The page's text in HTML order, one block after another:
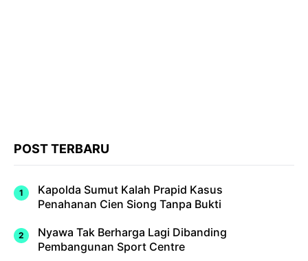
POST TERBARU
Kapolda Sumut Kalah Prapid Kasus
Penahanan Cien Siong Tanpa Bukti
Nyawa Tak Berharga Lagi Dibanding
Pembangunan Sport Centre